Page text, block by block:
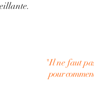
"Il ne faut
pour